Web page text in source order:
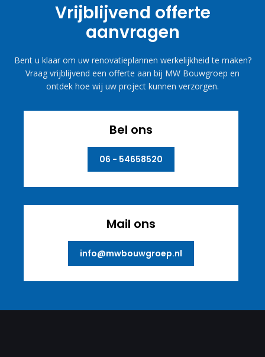
Vrijblijvend offerte
aanvragen
Bent u klaar om uw renovatieplannen werkelijkheid te maken?
Vraag vrijblijvend een offerte aan bij MW Bouwgroep en
ontdek hoe wij uw project kunnen verzorgen.
Bel ons
06 - 54658520
Mail ons
info@mwbouwgroep.nl